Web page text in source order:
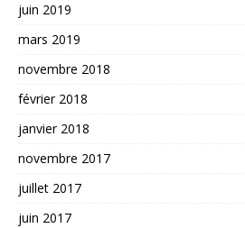
juin 2019
mars 2019
novembre 2018
février 2018
janvier 2018
novembre 2017
juillet 2017
juin 2017